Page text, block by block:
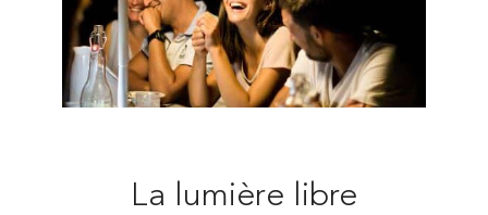
La lumière libre